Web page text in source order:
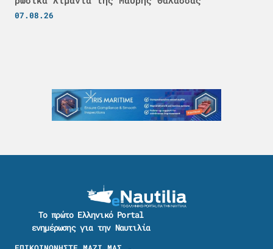
07.08.26
Το πρώτο Ελληνικό Portal
ενημέρωσης για την Ναυτιλία